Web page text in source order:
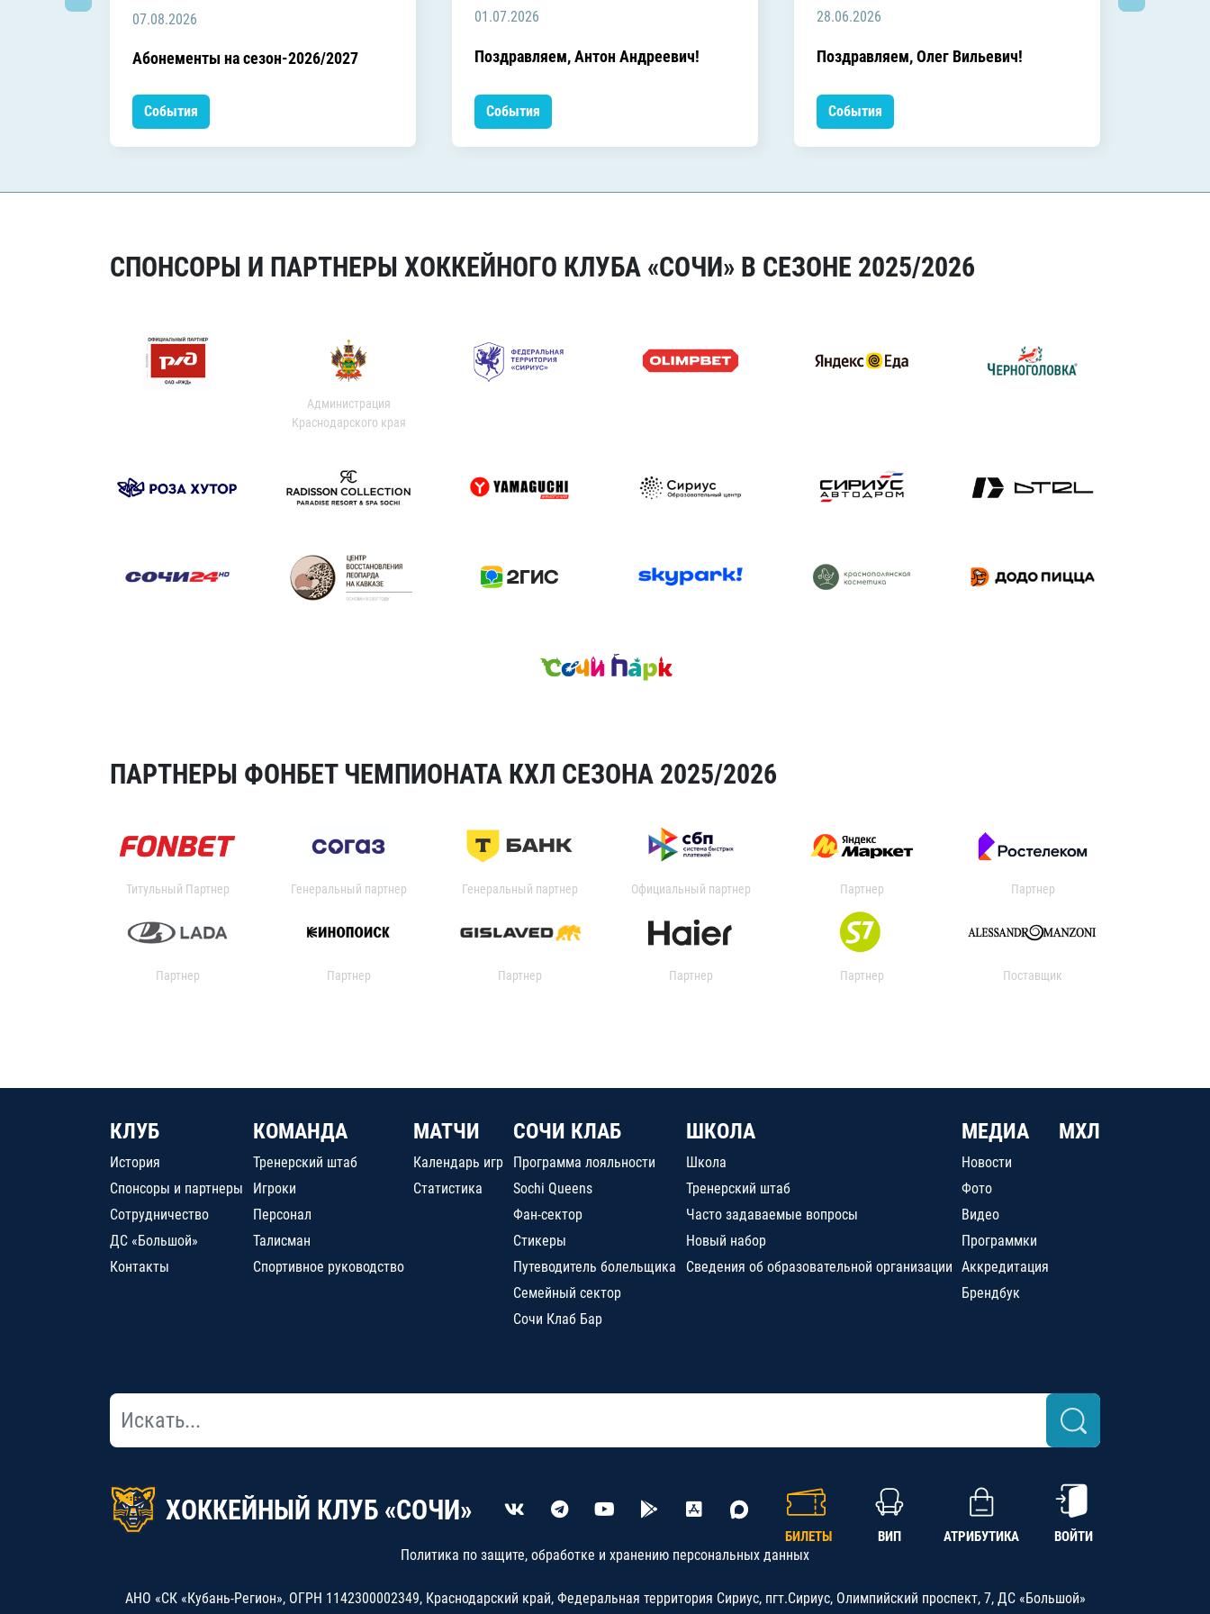
07.08.2026
Абонементы на сезон-2026/2027
События
01.07.2026
Поздравляем, Антон Андреевич!
События
28.06.2026
Поздравляем, Олег Вильевич!
События
СПОНСОРЫ И ПАРТНЕРЫ ХОККЕЙНОГО КЛУБА «СОЧИ» В СЕЗОНЕ 2025/2026
Администрация
Краснодарского края
ПАРТНЕРЫ ФОНБЕТ ЧЕМПИОНАТА КХЛ СЕЗОНА 2025/2026
Титульный Партнер Генеральный партнер Генеральный партнер Официальный партнер Партнер Партнер
Партнер Партнер Партнер Партнер Партнер Поставщик
КЛУБ
История
Спонсоры и партнеры
Сотрудничество
ДС «Большой»
Контакты
КОМАНДА
Тренерский штаб
Игроки
Персонал
Талисман
Спортивное руководство
МАТЧИ
Календарь игр
Статистика
СОЧИ КЛАБ
Программа лояльности
Sochi Queens
Фан-сектор
Стикеры
Путеводитель болельщика
Семейный сектор
Сочи Клаб Бар
ШКОЛА
Школа
Тренерский штаб
Часто задаваемые вопросы
Новый набор
Сведения об образовательной организации
МЕДИА
Новости
Фото
Видео
Программки
Аккредитация
Брендбук
МХЛ
ХОККЕЙНЫЙ КЛУБ «СОЧИ»
БИЛЕТЫ ВИП АТРИБУТИКА ВОЙТИ
Политика по защите, обработке и хранению персональных данных
АНО «СК «Кубань-Регион», ОГРН 1142300002349, Краснодарский край, Федеральная территория Сириус, пгт.Сириус, Олимпийский проспект, 7, ДС «Большой»